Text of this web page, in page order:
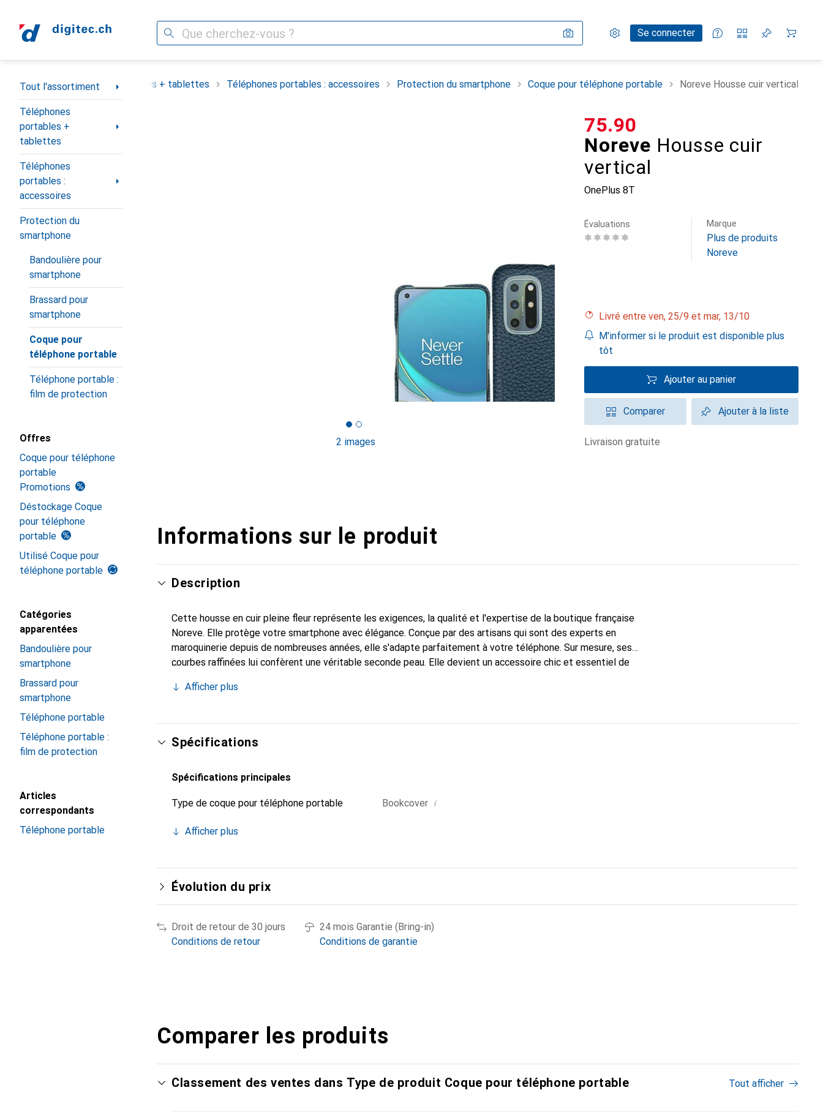
Recherche Paramètres
Compte clientSe connecter
Listes de comparaison
Listes d'envies
Panier
Navigation par catégorie
Tout l'assortiment
Téléphones
portables +
tablettes
Téléphones
portables :
accessoires
Protection du
smartphone
Bandoulière pour
smartphone
Brassard pour
smartphone
Coque pour
téléphone portable
Téléphone portable :
film de protection
Offres
Coque pour téléphone
portable
Promotions
Déstockage Coque
pour téléphone
portable
Utilisé Coque pour
téléphone portable
Catégories
apparentées
Bandoulière pour
smartphone
Brassard pour
smartphone
Téléphone portable
Téléphone portable :
film de protection
Articles
correspondants
Téléphone portable
Téléphones portables + tablettes Téléphones portables : accessoires Protection du smartphone Coque pour téléphone portable Noreve Housse cuir vertical
2 images
Noreve Housse cuir
vertical
OnePlus 8T
CHF
75.90
Évaluations Marque
Plus de produits
Noreve
Livré entre ven, 25/9 et mar, 13/10
M'informer si le produit est disponible plus
tôt
Ajouter au panier
Comparer Ajouter à la liste
livraison gratuite
Informations sur le produit
Description
Cette housse en cuir pleine fleur représente les exigences, la qualité et l'expertise de la boutique française
Noreve. Elle protège votre smartphone avec élégance. Conçue par des artisans qui sont des experts en
maroquinerie depuis de nombreuses années, elle s'adapte parfaitement à votre téléphone. Sur mesure, ses
courbes raffinées lui confèrent une véritable seconde peau. Elle devient un accessoire chic et essentiel de
un choix sûr pour une clientèle exigeante.
Afficher plus
Spécifications
Spécifications principales
Type de coque pour téléphone portable Bookcover i
Afficher plus
Évolution du prix
Droit de retour de 30 jours
Conditions de retour
24 mois Garantie (Bring-in)
Conditions de garantie
Comparer les produits
Classement des ventes dans Type de produit Coque pour téléphone portable Tout afficher